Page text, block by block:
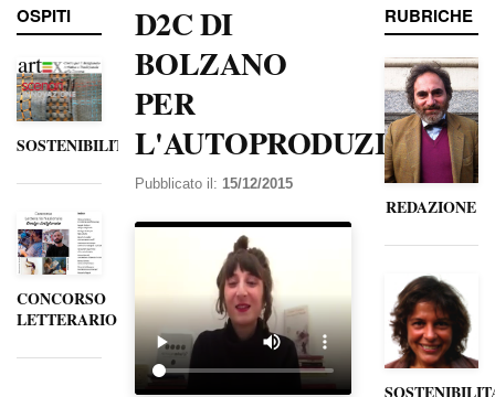
OSPITI
SOSTENIBILITÀ
CONCORSO
LETTERARIO
D2C DI
BOLZANO
PER
L'AUTOPRODUZIONE
Pubblicato il: 15/12/2015
RUBRICHE
REDAZIONE